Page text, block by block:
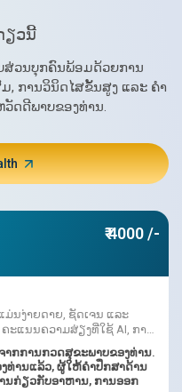
ຽວນີ້
ສ່ວນບຸກຄົນພ້ອມດ້ວຍການ
, ການວິນິດໄສຂັ້ນສູງ ແລະ ຄຳ
ດດີພາບຂອງທ່ານ.
₹ 4000 /-
ມ່ນງ່າຍດາຍ, ຊັດເຈນ ແລະ
ະແນນຄວາມສ່ຽງທີ່ໃຊ້ AI, ການ
າກການກວດສຸຂະພາບຂອງທ່ານ.
ທ່ານແລ້ວ, ຜູ້ໃຫ້ຄຳປຶກສາດ້ານ
ນກ່ຽວກັບອາຫານ, ການອອກ